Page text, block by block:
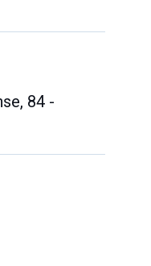
84 -